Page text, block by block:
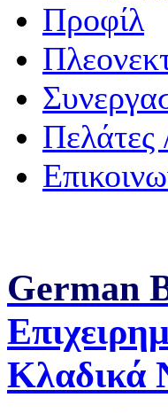
Προφίλ
Πελάτες
German
Κλαδικά